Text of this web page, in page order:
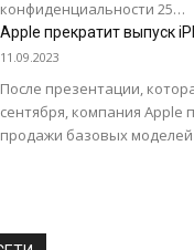
конфиденциальности 25
автопроизводителей.
обнаружили, что
шпионят за своими
собирают личную
Apple прекратит выпуск
11.09.2023
После презентации,
сентября, компания Apple
продажи базовых моделей